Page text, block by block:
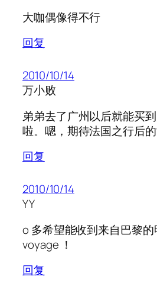
大咖偶像得不行
回复
2010/10/14
万小败
弟弟去了广州以后就能买
啦。嗯，期待法国之行后的
回复
2010/10/14
YY
o 多希望能收到来自巴黎
voyage ！
回复